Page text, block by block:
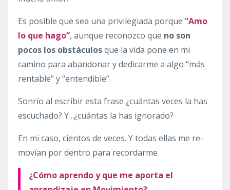
Es posible que sea una privilegiada porque “Amo
lo que hago”, aunque reconozco que no son
pocos los obstáculosque la vida pone en mi
camino para abandonar y dedicarme a algo “más
rentable” y “entendible”.
Sonrío al escribir esta frase ¿cuántas veces la has
escuchado? Y ..¿cuántas la has ignorado?
En mi caso, cientos de veces. Y todas ellas me re-
movían por dentro para recordarme
¿Cómo aprendo y que me aporta el